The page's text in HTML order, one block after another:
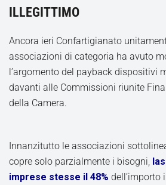
ILLEGITTIMO
Ancora ieri Confartigianato
associazioni di categoria ha avuto
l’argomento del payback dispositivi
davanti alle Commissioni riunite
della Camera.
Innanzitutto le associazioni
copre solo parzialmente i bisogni,
imprese stesse il 48% dell’importo